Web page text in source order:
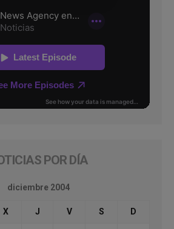
POR DÍA
diciembre 2004
X J V S D